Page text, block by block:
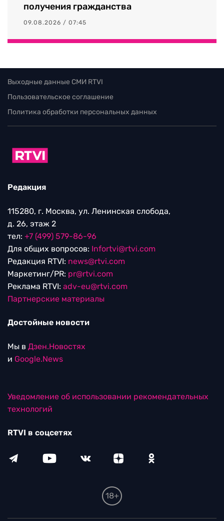
получения гражданства
09.08.2026 / 07:45
Выходные данные СМИ RTVI
Пользовательское соглашение
Политика обработки персональных данных
Редакция
115280, г. Москва, ул. Ленинская слобода,
д. 26, этаж 2
тел: +7 (499) 579-86-96
Для общих вопросов: Infortvi@rtvi.com
Редакция RTVI: news@rtvi.com
Маркетинг/PR: pr@rtvi.com
Реклама RTVI: adv-eu@rtvi.com
Партнерские материалы
Достойные новости
Мы в Дзен.Новостях
и Google.News
Уведомление об использовании рекомендательных
технологий
RTVI в соцсетях
18+